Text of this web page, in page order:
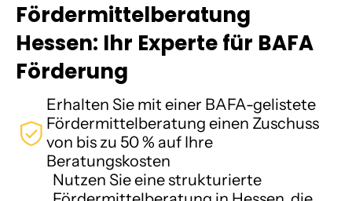
Referenzen
Über uns
Karriere
Wissen
Fördermittelberatung
Hessen: Ihr Experte für BAFA
Förderung
Erhalten Sie mit einer BAFA-gelistete
Fördermittelberatung einen Zuschuss
von bis zu 50 % auf Ihre
Beratungskosten
Nutzen Sie eine strukturierte